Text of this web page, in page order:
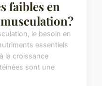
faibles en
le besoin en
essentiels
la croissance
sont une